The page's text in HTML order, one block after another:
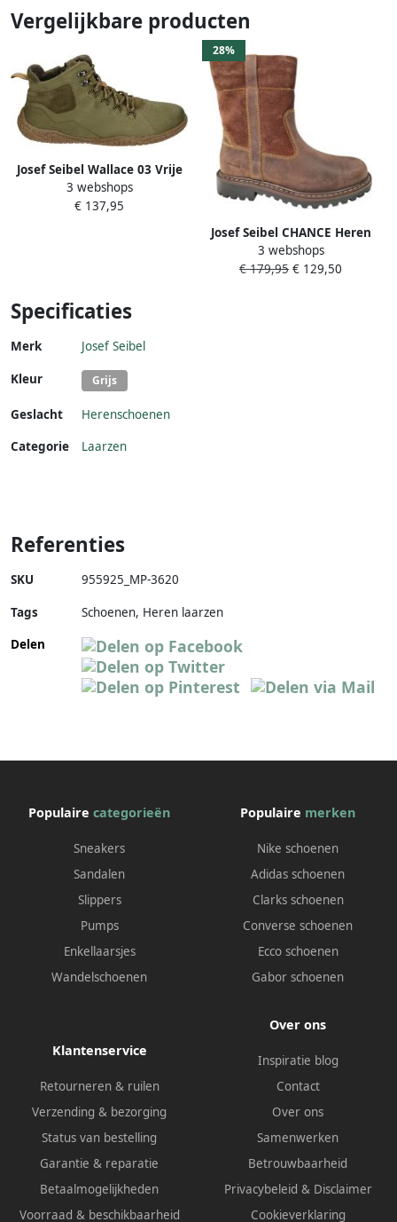
Vergelijkbare producten
Josef Seibel Wallace 03 Vrije
tijd half-hoogHeren
veterschoenHeren
3 webshops
€ 137,95
28%
Josef Seibel CHANCE Heren
laarzenHeren Vachtlaarzen
Cognac
3 webshops
€ 179,95 € 129,50
Specificaties
Merk Josef Seibel
Kleur Grijs
Geslacht
Herenschoenen
Categorie
Laarzen
Referenties
SKU 955925_MP-3620
Tags
Schoenen, Heren laarzen
Delen
Populaire categorieën
Sneakers
Sandalen
Slippers
Pumps
Enkellaarsjes
Wandelschoenen
Populaire merken
Nike schoenen
Adidas schoenen
Clarks schoenen
Converse schoenen
Ecco schoenen
Gabor schoenen
Klantenservice
Retourneren & ruilen
Verzending & bezorging
Status van bestelling
Garantie & reparatie
Betaalmogelijkheden
Voorraad & beschikbaarheid
Over ons
Inspiratie blog
Contact
Over ons
Samenwerken
Betrouwbaarheid
Privacybeleid & Disclaimer
Cookieverklaring